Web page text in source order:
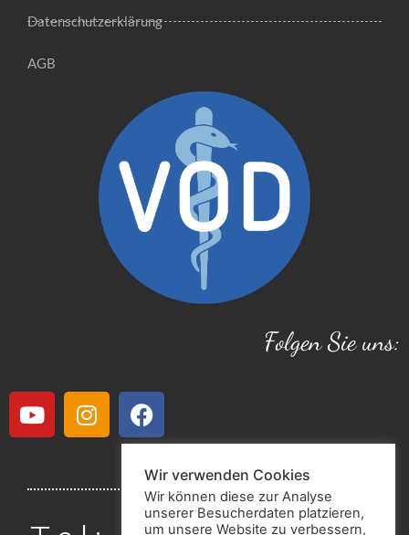
Datenschutzerklärung
AGB
Folgen Sie uns:
Wir verwenden Cookies
Wir können diese zur Analyse
unserer Besucherdaten platzieren,
um unsere Website zu verbessern,